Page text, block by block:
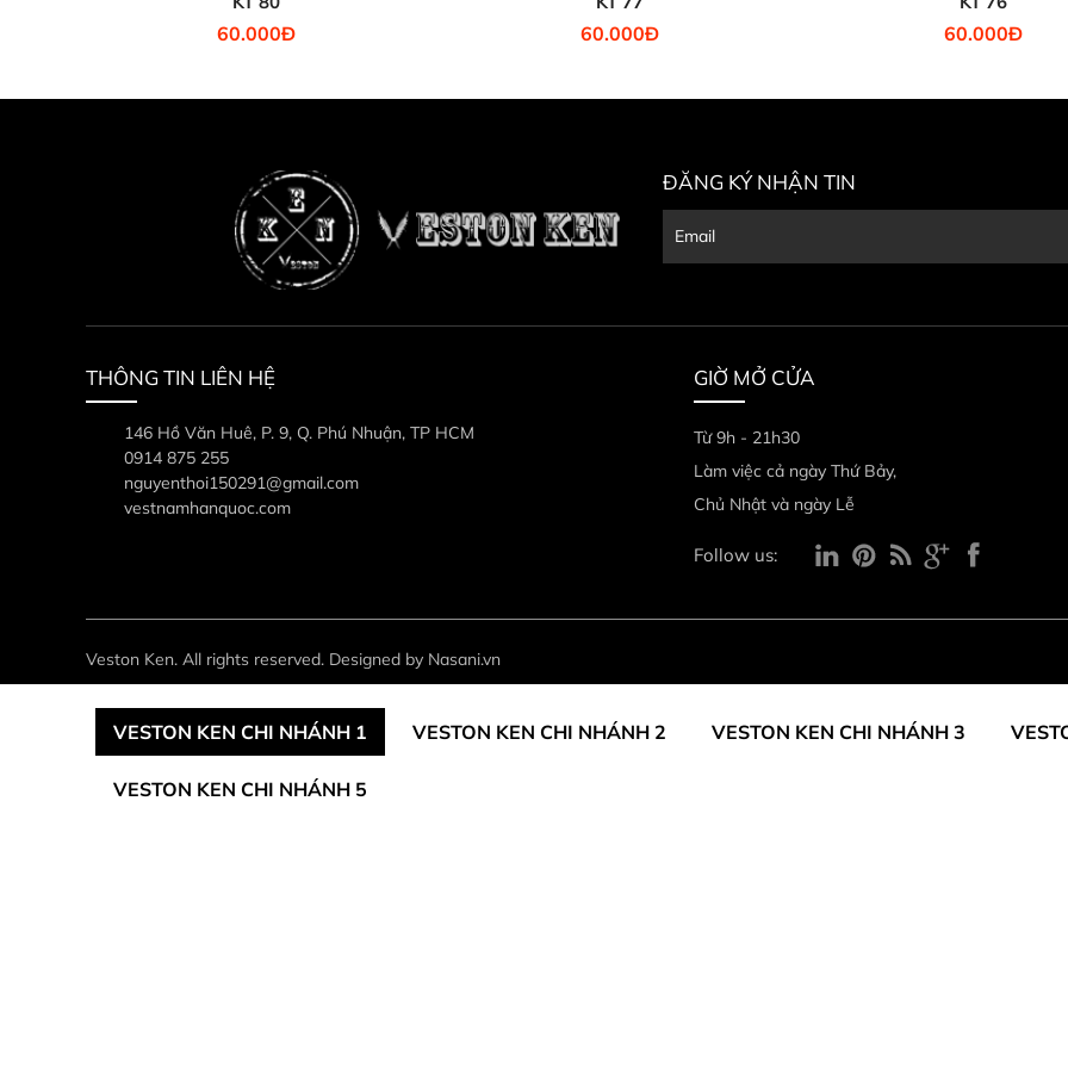
60.000Đ 60.000Đ 60.000Đ
ĐĂNG KÝ NHẬN TIN
THÔNG TIN LIÊN HỆ
146 Hồ Văn Huê, P. 9, Q. Phú Nhuận, TP HCM
0914 875 255
nguyenthoi150291@gmail.com
vestnamhanquoc.com
GIỜ MỞ CỬA
Từ 9h - 21h30
Làm việc cả ngày Thứ Bảy,
Chủ Nhật và ngày Lễ
Follow us:
Veston Ken. All rights reserved. Designed by Nasani.vn
VESTON KEN CHI NHÁNH 1 VESTON KEN CHI NHÁNH 2 VESTON KEN CHI NHÁNH 3
VESTON KEN CHI NHÁNH 5